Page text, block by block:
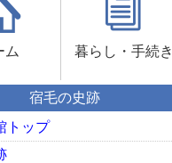
ム 暮らし・手続き
宿毛の史跡
トップ